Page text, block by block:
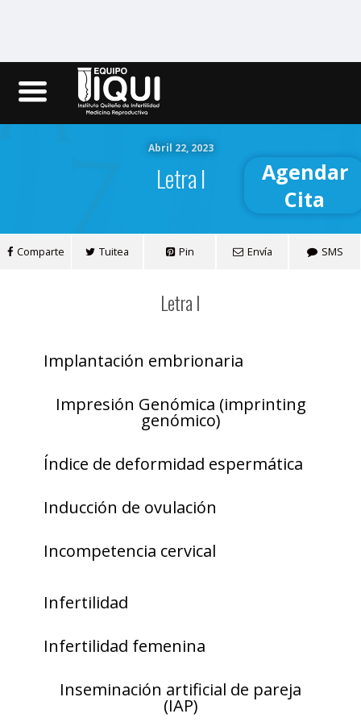
Iqui.ec
Abril 22, 2023
Letra I
Comparte Tuitea Pin Envía SMS
Letra I
Implantación embrionaria
Impresión Genómica (imprinting
genómico)
Índice de deformidad espermática
Inducción de ovulación
Incompetencia cervical
Infertilidad
Infertilidad femenina
Inseminación artificial de pareja
(IAP)
Agendar
Cita